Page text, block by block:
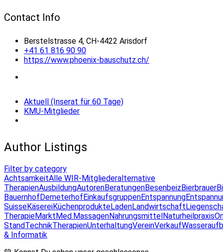
Contact Info
Berstelstrasse 4, CH-4422 Arisdorf
+41 61 816 90 90
https://www.phoenix-bauschutz.ch/
Aktuell (Inserat für 60 Tage)
KMU-Mitglieder
Author Listings
Filter by category
AchtsamkeitAlle WIR-Mitgliederalternative
TherapienAusbildungAutorenBeratungenBesenbeizBierbrauer
BauernhofDemeterhofEinkaufsgruppenEntspannung
SuisseKäsereiKüchenprodukteLadenLandwirtschaft
TherapieMarktMed.MassagenNahrungsmittelNaturheilpraxis
StandTechnikTherapienUnterhaltungVereinVerkauf
& Informatik